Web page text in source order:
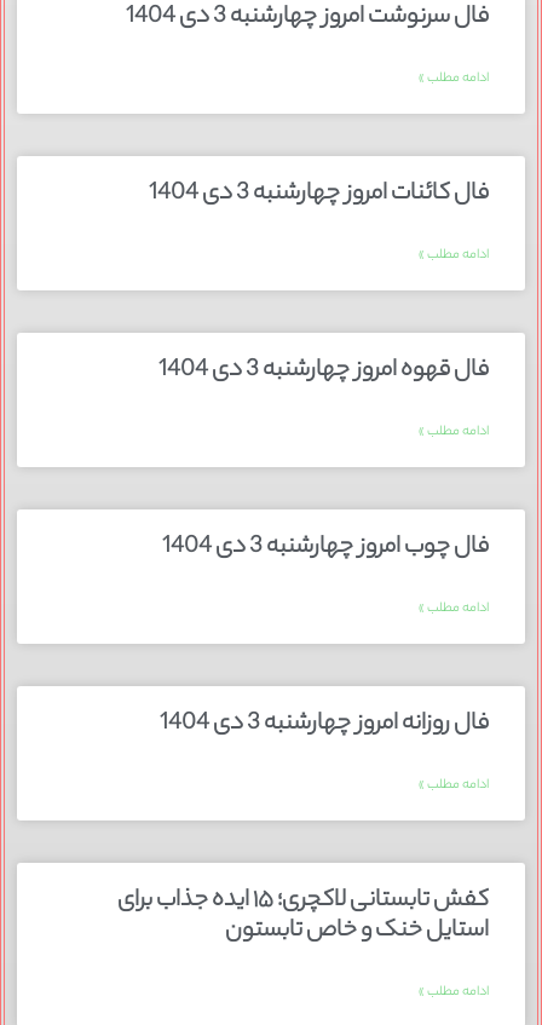
فال سرنوشت امروز چهارشنبه 3 دی 1404
ادامه مطلب »
فال کائنات امروز چهارشنبه 3 دی 1404
ادامه مطلب »
فال قهوه امروز چهارشنبه 3 دی 1404
ادامه مطلب »
فال چوب امروز چهارشنبه 3 دی 1404
ادامه مطلب »
فال روزانه امروز چهارشنبه 3 دی 1404
ادامه مطلب »
کفش تابستانی لاکچری؛ ۱۵ ایده‌ جذاب برای
استایل خنک و خاص تابستون
ادامه مطلب »